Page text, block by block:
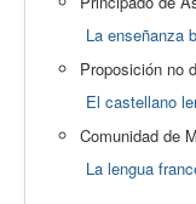
La enseñanza
Proposición no
El castellano
Comunidad de
La lengua